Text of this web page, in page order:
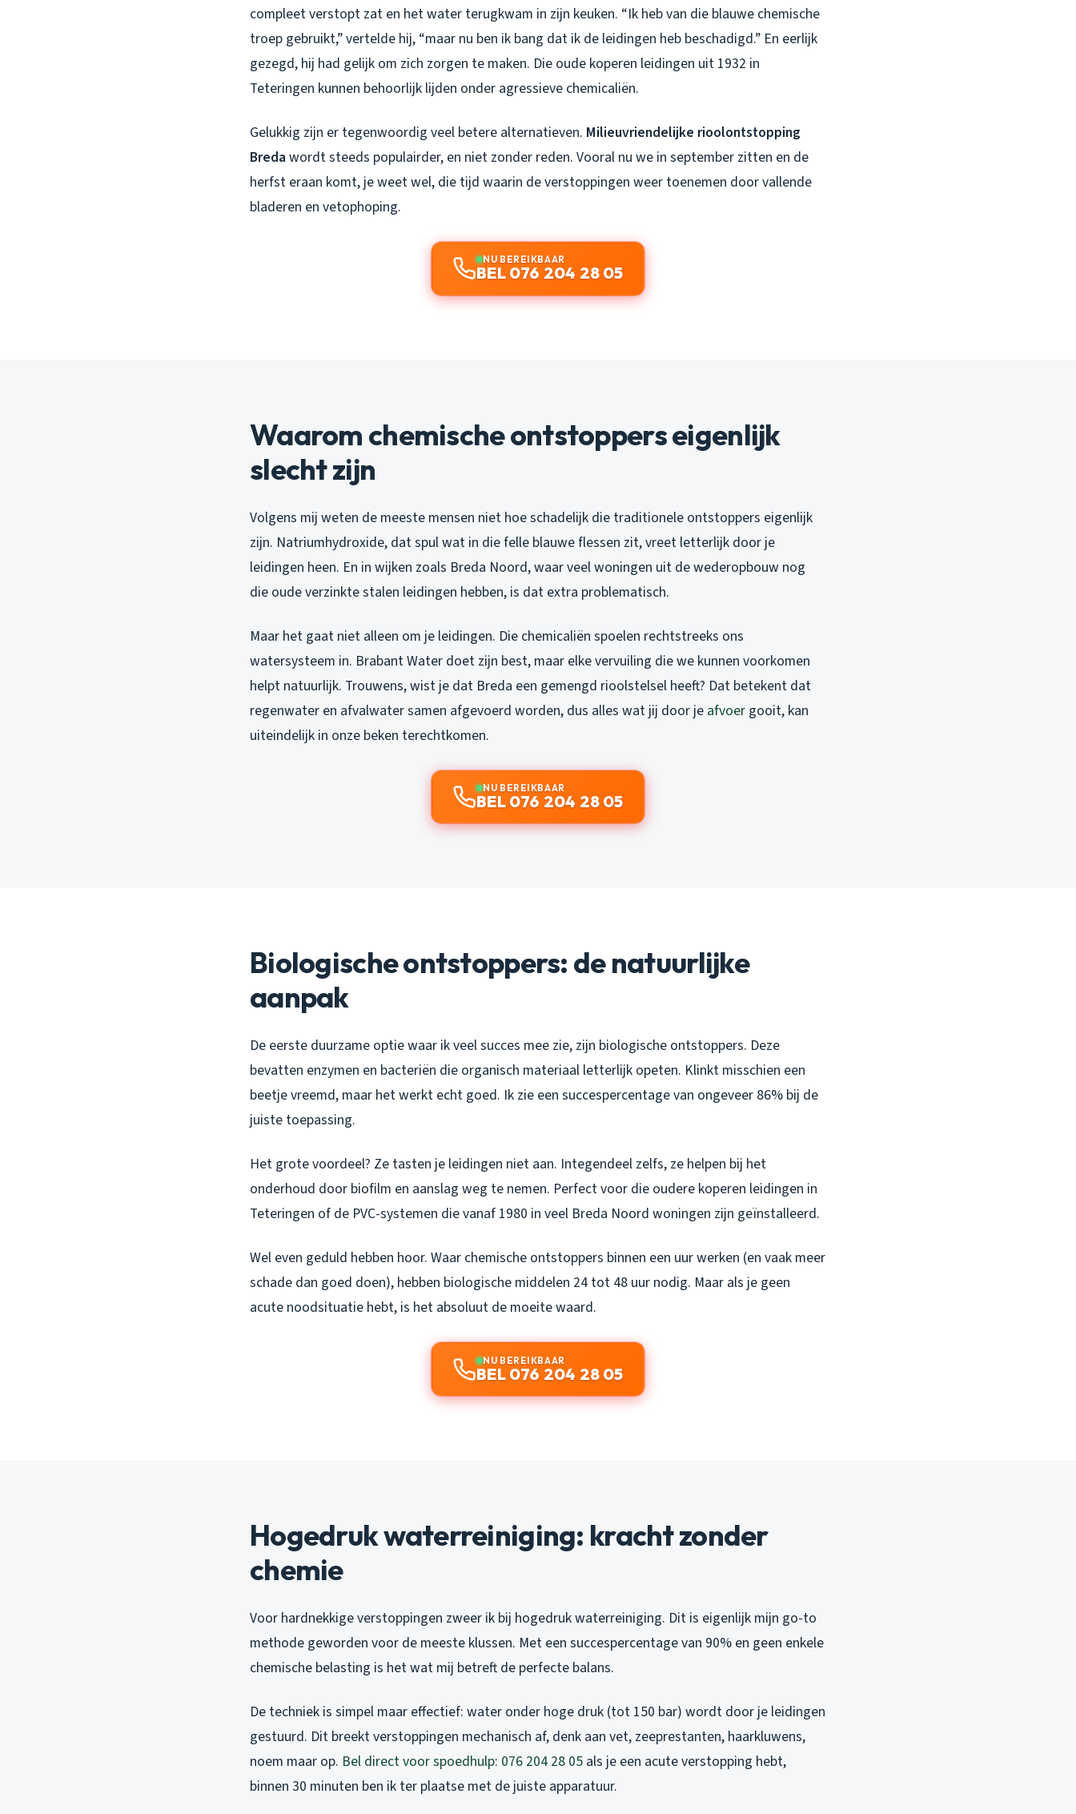
compleet verstopt zat en het water terugkwam in zijn keuken. “Ik heb van die blauwe chemische
troep gebruikt,” vertelde hij, “maar nu ben ik bang dat ik de leidingen heb beschadigd.” En eerlijk
gezegd, hij had gelijk om zich zorgen te maken. Die oude koperen leidingen uit 1932 in
Teteringen kunnen behoorlijk lijden onder agressieve chemicaliën.
Gelukkig zijn er tegenwoordig veel betere alternatieven. Milieuvriendelijke rioolontstopping
Breda wordt steeds populairder, en niet zonder reden. Vooral nu we in september zitten en de
herfst eraan komt, je weet wel, die tijd waarin de verstoppingen weer toenemen door vallende
bladeren en vetophoping.
NU BEREIKBAAR
BEL 076 204 28 05
Waarom chemische ontstoppers eigenlijk
slecht zijn
Volgens mij weten de meeste mensen niet hoe schadelijk die traditionele ontstoppers eigenlijk
zijn. Natriumhydroxide, dat spul wat in die felle blauwe flessen zit, vreet letterlijk door je
leidingen heen. En in wijken zoals Breda Noord, waar veel woningen uit de wederopbouw nog
die oude verzinkte stalen leidingen hebben, is dat extra problematisch.
Maar het gaat niet alleen om je leidingen. Die chemicaliën spoelen rechtstreeks ons
watersysteem in. Brabant Water doet zijn best, maar elke vervuiling die we kunnen voorkomen
helpt natuurlijk. Trouwens, wist je dat Breda een gemengd rioolstelsel heeft? Dat betekent dat
regenwater en afvalwater samen afgevoerd worden, dus alles wat jij door je afvoer gooit, kan
uiteindelijk in onze beken terechtkomen.
NU BEREIKBAAR
BEL 076 204 28 05
Biologische ontstoppers: de natuurlijke
aanpak
De eerste duurzame optie waar ik veel succes mee zie, zijn biologische ontstoppers. Deze
bevatten enzymen en bacteriën die organisch materiaal letterlijk opeten. Klinkt misschien een
beetje vreemd, maar het werkt echt goed. Ik zie een succespercentage van ongeveer 86% bij de
juiste toepassing.
Het grote voordeel? Ze tasten je leidingen niet aan. Integendeel zelfs, ze helpen bij het
onderhoud door biofilm en aanslag weg te nemen. Perfect voor die oudere koperen leidingen in
Teteringen of de PVC-systemen die vanaf 1980 in veel Breda Noord woningen zijn geïnstalleerd.
Wel even geduld hebben hoor. Waar chemische ontstoppers binnen een uur werken (en vaak meer
schade dan goed doen), hebben biologische middelen 24 tot 48 uur nodig. Maar als je geen
acute noodsituatie hebt, is het absoluut de moeite waard.
NU BEREIKBAAR
BEL 076 204 28 05
Hogedruk waterreiniging: kracht zonder
chemie
Voor hardnekkige verstoppingen zweer ik bij hogedruk waterreiniging. Dit is eigenlijk mijn go-to
methode geworden voor de meeste klussen. Met een succespercentage van 90% en geen enkele
chemische belasting is het wat mij betreft de perfecte balans.
De techniek is simpel maar effectief: water onder hoge druk (tot 150 bar) wordt door je leidingen
gestuurd. Dit breekt verstoppingen mechanisch af, denk aan vet, zeeprestanten, haarkluwens,
noem maar op. Bel direct voor spoedhulp: 076 204 28 05 als je een acute verstopping hebt,
binnen 30 minuten ben ik ter plaatse met de juiste apparatuur.